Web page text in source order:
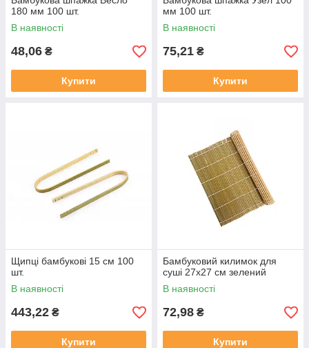
180 мм 100 шт.
В наявності
48,06 ₴
Купити
мм 100 шт.
В наявності
75,21 ₴
Купити
Щипці бамбукові 15 см 100
шт.
В наявності
443,22 ₴
Купити
Бамбуковий килимок для
суші 27х27 см зелений
В наявності
72,98 ₴
Купити